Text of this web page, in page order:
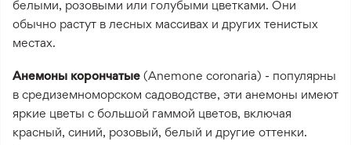
белыми, розовыми или голубыми цветками. Они
обычно растут в лесных массивах и других тенистых
местах.
Анемоны корончатые (Anemone coronaria) - популярны
в средиземноморском садоводстве, эти анемоны имеют
яркие цветы с большой гаммой цветов, включая
красный, синий, розовый, белый и другие оттенки.